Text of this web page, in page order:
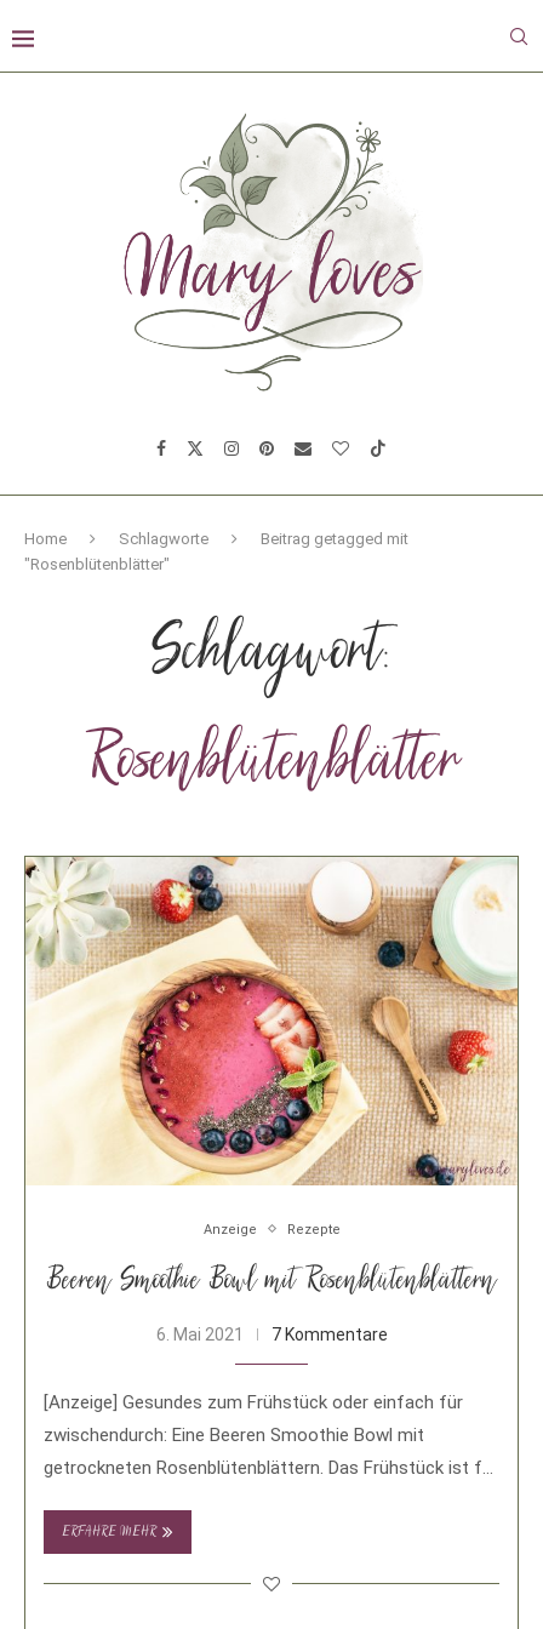
Home Schlagworte
Beitrag getagged mit
"Rosenblütenblätter"
Schlagwort:
Rosenblütenblätter
Anzeige Rezepte
Beeren Smoothie Bowl mit Rosenblütenblättern
6. Mai 2021 7 Kommentare
[Anzeige] Gesundes zum Frühstück oder einfach für
zwischendurch: Eine Beeren Smoothie Bowl mit
getrockneten Rosenblütenblättern. Das Frühstück ist für
ERFAHRE MEHR